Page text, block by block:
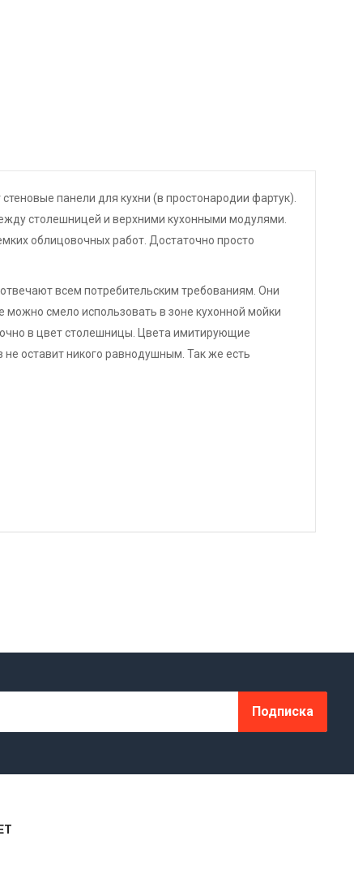
панели для кухни (в простонародии фартук).
столешницей и верхними кухонными модулями.
облицовочных работ. Достаточно просто
всем потребительским требованиям. Они
смело использовать в зоне кухонной мойки
в цвет столешницы. Цвета имитирующие
оставит никого равнодушным. Так же есть
Подписка